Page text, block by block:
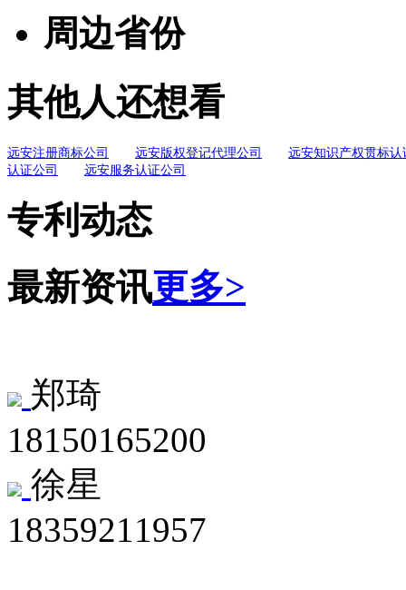
周边省份
其他人还想看
远安注册商标公司 远安版权登记代理公司
远安知识产权贯标认
认证公司
远安服务认证公司
专利动态
最新资讯更多>
郑琦
18150165200
徐星
18359211957